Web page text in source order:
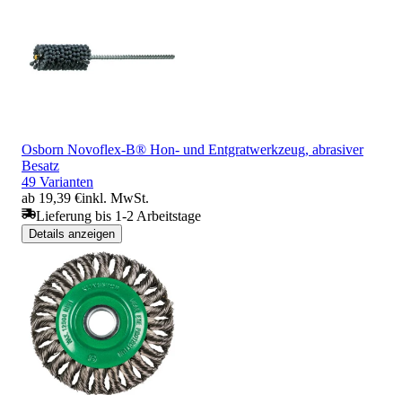
Osborn Novoflex-B® Hon- und Entgratwerkzeug, abrasiver
Besatz
49 Varianten
ab 19,39 €inkl. MwSt.
Lieferung bis 1-2 Arbeitstage
Details anzeigen